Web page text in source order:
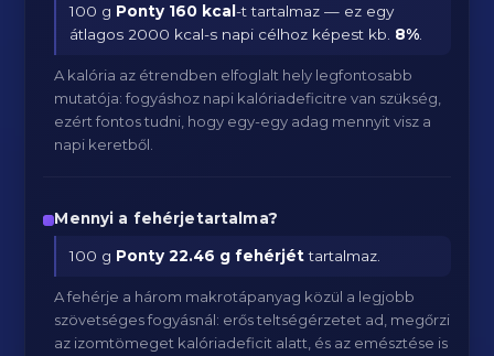
100 g Ponty 160 kcal-t tartalmaz — ez egy
átlagos 2000 kcal-s napi célhoz képest kb. 8%
A kalória az étrendben elfoglalt hely legfontosabb
mutatója: fogyáshoz napi kalóriadeficitre van szükség,
ezért fontos tudni, hogy egy-egy adag mennyit visz a
napi keretből.
Mennyi a fehérjetartalma?
100 g Ponty 22.46 g fehérjéttartalmaz.
A fehérje a három makrotápanyag közül a legjobb
szövetséges fogyásnál: erős teltségérzetet ad, megőrzi
az izomtömeget kalóriadeficit alatt, és az emésztése is